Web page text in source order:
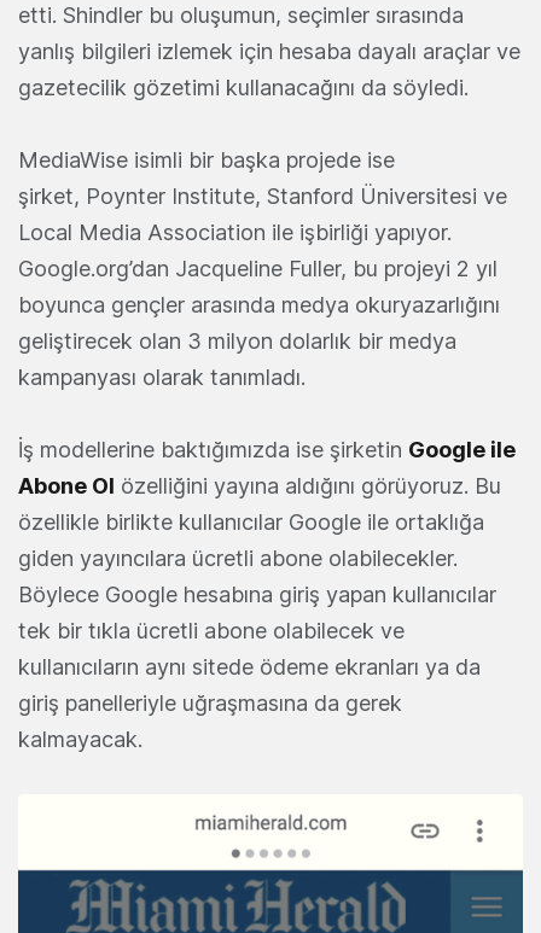
etti. Shindler bu oluşumun, seçimler sırasında
yanlış bilgileri izlemek için hesaba dayalı araçlar ve
gazetecilik gözetimi kullanacağını da söyledi.
MediaWise isimli bir başka projede ise
şirket, Poynter Institute, Stanford Üniversitesi ve
Local Media Association ile işbirliği yapıyor.
Google.org’dan Jacqueline Fuller, bu projeyi 2 yıl
boyunca gençler arasında medya okuryazarlığını
geliştirecek olan 3 milyon dolarlık bir medya
kampanyası olarak tanımladı.
İş modellerine baktığımızda ise şirketin Google ile
Abone Ol özelliğini yayına aldığını görüyoruz. Bu
özellikle birlikte kullanıcılar Google ile ortaklığa
giden yayıncılara ücretli abone olabilecekler.
Böylece Google hesabına giriş yapan kullanıcılar
tek bir tıkla ücretli abone olabilecek ve
kullanıcıların aynı sitede ödeme ekranları ya da
giriş panelleriyle uğraşmasına da gerek
kalmayacak.